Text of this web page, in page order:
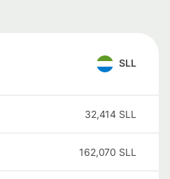
SLL
32,414 SLL
162,070 SLL